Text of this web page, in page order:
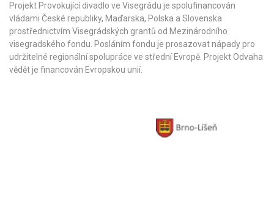
Projekt Provokující divadlo ve Visegrádu je spolufinancován
vládami České republiky, Maďarska, Polska a Slovenska
prostřednictvím Visegrádských grantů od Mezinárodního
visegradského fondu . Posláním fondu je prosazovat nápady pro
udržitelné regionální spolupráce ve střední Evropě. Projekt Odvaha
vědět je financován Evropskou unií.